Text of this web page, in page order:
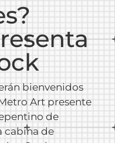
bienvenidos
Art presente
de
cabina de